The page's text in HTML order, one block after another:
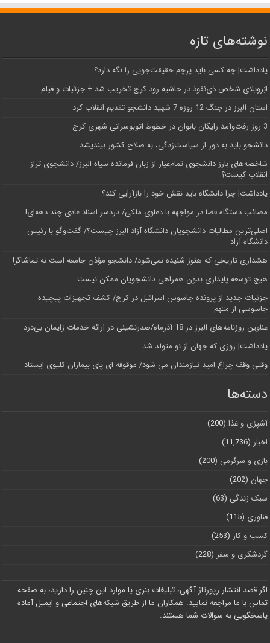
نوشته‌های تازه
یادداشت| ‌چه کسی باید پرچم حقیقت‌جویی را نگه دارد؟
اَبَر‌ویلای شخص ذی‌نفوذ در حاشیه‌ رود کرج تخریب شد + جزئیات و فیلم
استان البرز در جنگ 12 روزه 7 شهید دانشجو تقدیم انقلاب کرد
3 روز رفت‌وآمد رایگان بانوان در خطوط اتوبوسرانی شهری کرج
دانشجو باید به دور از سیاست‌زدگی، به صلاح کشور بیندیشد
شاخصه‌های بارز دانشجوی تمام‌عیار از زبان فرمانده سپاه البرز/ دانشجوی تراز
انقلاب کیست؟
یادداشت| چرا دانشگاه باید نقش خود را بازآرایی کند؟
مصائب دستگاه قضا در مواجهه با دعاوی ملکی/ دردسر اسناد عادی چند‌ دهه‌ای!
اصلی‌ترین مطالبات دانشجویان دانشگاه آزاد البرز چیست؟/ گفت‌وگو با رئیس
دانشگاه آز‌اد
هشداری تاریخی که هنوز شنیده نمی‌شود/ دانشجو مؤذن جامعه است نه تماشاگر!
هیچ توسعه پایداری بدون همراهی دانشجویان ممکن نیست
جزئیات جدید از پرونده جاسوس اسرائیل در کرج/‌ کشف تجهیزات پیچیده
جاسوسی از متهم
عناوین روزنامه‌های البرز در ‌18 آذرماه/صدرنشینی در ارائه خدمات زایمان بی‌درد
یادداشت| روزی که جهان از نو متولد شد
وقتی وقف چراغ امید نیازمندان می شود/ موقوفه ای پای بیماران کلیوی ایستاد
دسته‌ها
آشپزی و غذا (200)
اخبار (11,736)
بازی و سرگرمی (200)
جهان (202)
سبک زندگی (63)
فناوری (115)
کسب و کار (253)
گردشگری و سفر (228)
اگر قصد انتشار رپورتاژ آگهی، تبلیغات بنری یا موارد این چنین را دارید، به صفحه
تماس با ما مراجعه نمایید. همکاران ما از طریق شبکه‌های اجتماعی و ایمیل آماده
پاسخگویی به سوالات شما هستند.